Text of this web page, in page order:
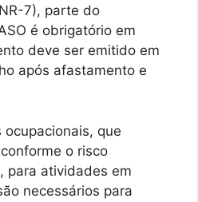
7), parte do
é obrigatório em
deve ser emitido em
após afastamento e
que
o risco
para atividades em
necessários para